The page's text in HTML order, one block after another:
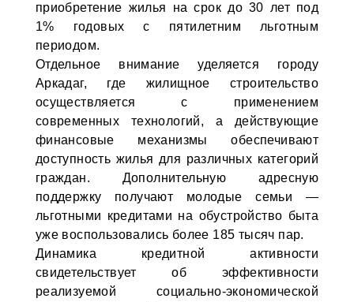
приобретение жилья на срок до 30 лет под
1% годовых с пятилетним льготным
периодом.
Отдельное внимание уделяется городу
Аркадаг, где жилищное строительство
осуществляется с применением
современных технологий, а действующие
финансовые механизмы обеспечивают
доступность жилья для различных категорий
граждан. Дополнительную адресную
поддержку получают молодые семьи —
льготными кредитами на обустройство быта
уже воспользовались более 185 тысяч пар.
Динамика кредитной активности
свидетельствует об эффективности
реализуемой социально-экономической